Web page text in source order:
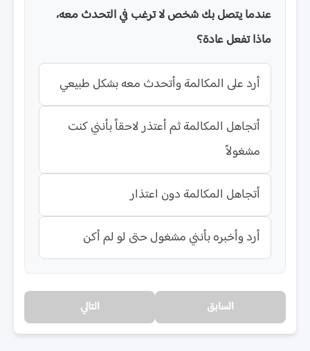
عندما يتصل بك شخص لا ترغب في التحدث معه،
ماذا تفعل عادة؟
أرد على المكالمة وأتحدث معه بشكل طبيعي
أتجاهل المكالمة ثم أعتذر لاحقاً بأنني كنت
مشغولاً
أتجاهل المكالمة دون اعتذار
أرد وأخبره بأنني مشغول حتى لو لم أكن
السابق التالي